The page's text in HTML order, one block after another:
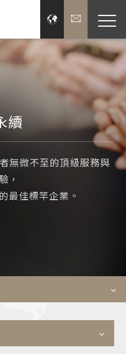
續
無微不至的頂級服務與
，
最佳標竿企業。
品牌
展示
新
投資
Languages
TEL +886-